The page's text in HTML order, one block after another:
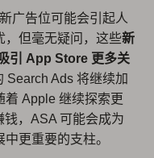
广告位可能会引起人
，但毫无疑问，这些新
引 App Store 更多关
Search Ads 将继续加
Apple 继续探索更
，ASA 可能会成为
更重要的支柱。